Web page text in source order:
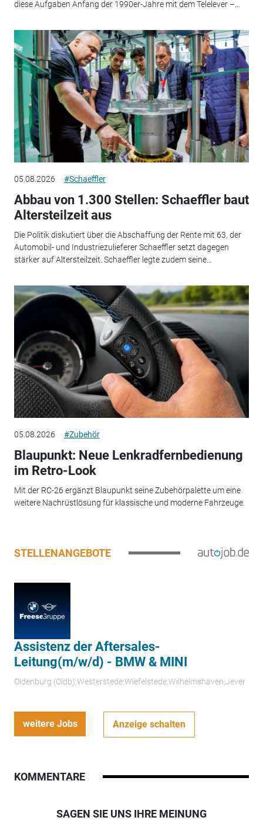
diese Aufgaben Anfang der 1990er-Jahre mit dem Telelever –...
05.08.2026 #Schaeffler
Abbau von 1.300 Stellen: Schaeffler baut
Altersteilzeit aus
Die Politik diskutiert über die Abschaffung der Rente mit 63, der
Automobil- und Industriezulieferer Schaeffler setzt dagegen
stärker auf Altersteilzeit. Schaeffler legte zudem seine...
05.08.2026 #Zubehör
Blaupunkt: Neue Lenkradfernbedienung
im Retro-Look
Mit der RC-26 ergänzt Blaupunkt seine Zubehörpalette um eine
weitere Nachrüstlösung für klassische und moderne Fahrzeuge.
STELLENANGEBOTE
Assistenz der Aftersales-
Leitung(m/w/d) - BMW & MINI
Oldenburg (Oldb);Westerstede;Wiefelstede;Wilhelmshaven;Jever
weitere Jobs Anzeige schalten
KOMMENTARE
SAGEN SIE UNS IHRE MEINUNG